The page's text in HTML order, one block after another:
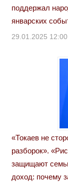
поддержал
январских
29.01.2025 12:00
«Токаев не
разборок».
защищают
доход: почему